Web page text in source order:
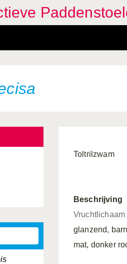
Toltrilzwam
Beschrijving
Vruchtlichaam
glanzend,
mat, donker